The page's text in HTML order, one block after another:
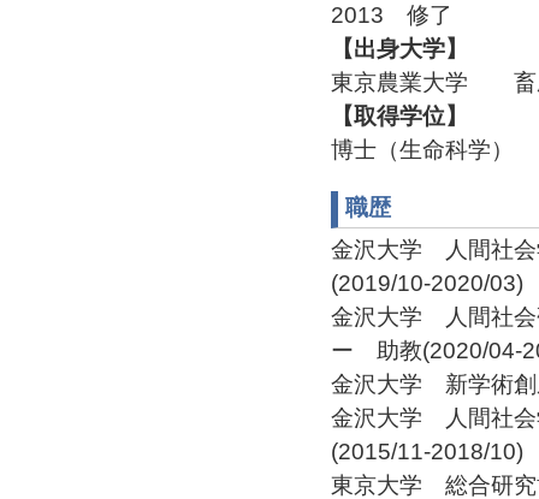
2013 修了
【出身大学】
東京農業大学 畜
【取得学位】
博士（生命科学）
職歴
金沢大学 人間社会
(2019/10-2020/03)
金沢大学 人間社会
ー 助教(2020/04-
金沢大学 新学術
金沢大学 人間社会
(2015/11-2018/10)
東京大学 総合研究